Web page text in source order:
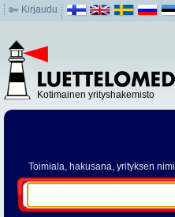
Kirjaudu
Kotimainen yrityshakemisto
Toimiala, hakusana, yrityksen nimi